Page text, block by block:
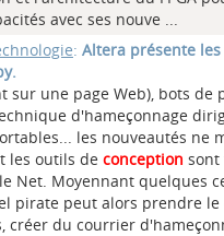
avec ses nouve ...
: Altera présente les
sur une page Web), bots de
d'hameçonnage
les nouveautés ne
les outils de conception sont
Net. Moyennant quelques
pirate peut alors prendre
créer du courrier